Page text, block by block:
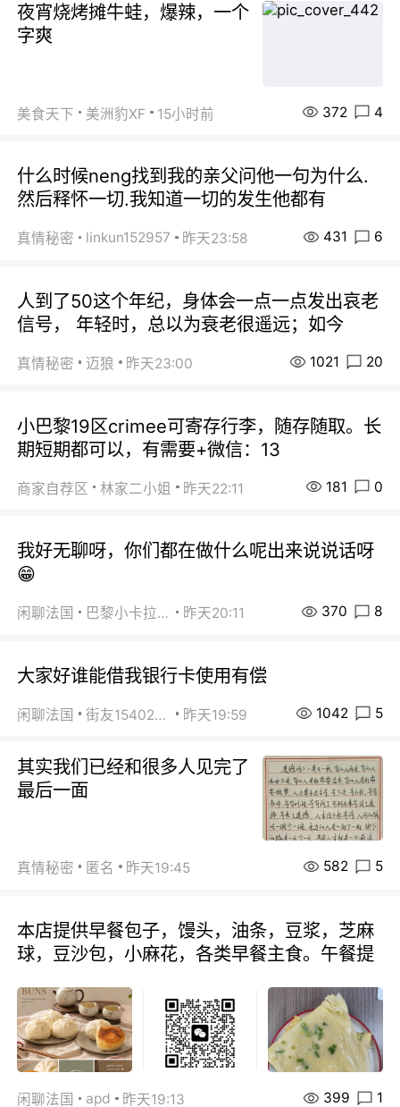
夜宵烧烤摊牛蛙，爆辣，一个
字爽
美食天下 美洲豹XF 15小时前 372 4
什么时候neng找到我的亲父问他一句为什么.
然后释怀一切.我知道一切的发生他都有
真情秘密 linkun152957 昨天23:58 431 6
人到了50这个年纪，身体会一点一点发出哀老
信号， 年轻时，总以为衰老很遥远；如今
真情秘密 迈狼 昨天23:00 1021 20
小巴黎19区crimee可寄存行李，随存随取。长
期短期都可以，有需要+微信：13
商家自荐区 林家二小姐 昨天22:11 181 0
我好无聊呀，你们都在做什么呢出来说说话呀
😁
闲聊法国 巴黎小卡拉咪 昨天20:11 370 8
大家好谁能借我银行卡使用有偿
闲聊法国 街友15402223 昨天19:59 1042 5
其实我们已经和很多人见完了
最后一面
真情秘密 匿名 昨天19:45 582 5
本店提供早餐包子，馒头，油条，豆浆，芝麻
球，豆沙包，小麻花，各类早餐主食。午餐提
闲聊法国 apd 昨天19:13 399 1